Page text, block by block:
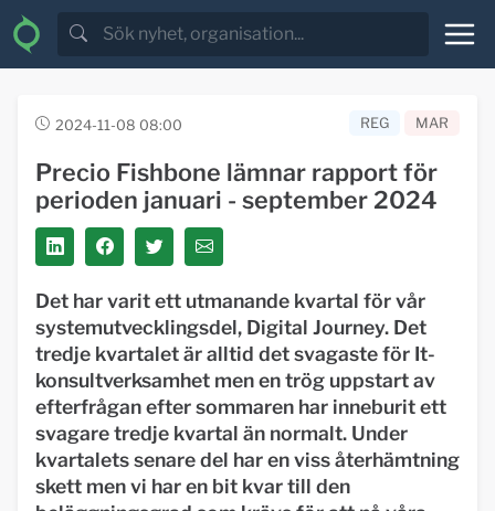
2024-11-08 08:00 REG MAR
Precio Fishbone lämnar rapport för
perioden januari - september 2024
Det har varit ett utmanande kvartal för vår
systemutvecklingsdel, Digital Journey. Det
tredje kvartalet är alltid det svagaste för It-
konsultverksamhet men en trög uppstart av
efterfrågan efter sommaren har inneburit ett
svagare tredje kvartal än normalt. Under
kvartalets senare del har en viss återhämtning
skett men vi har en bit kvar till den